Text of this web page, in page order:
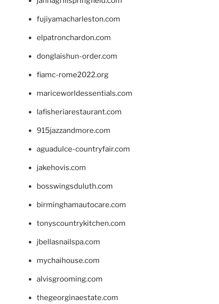
fujiyamacharleston.com
elpatronchardon.com
donglaishun-order.com
fiamc-rome2022.org
mariceworldessentials.com
lafisheriarestaurant.com
915jazzandmore.com
aguadulce-countryfair.com
jakehovis.com
bosswingsduluth.com
birminghamautocare.com
tonyscountrykitchen.com
jbellasnailspa.com
mychaihouse.com
alvisgrooming.com
thegeorginaestate.com